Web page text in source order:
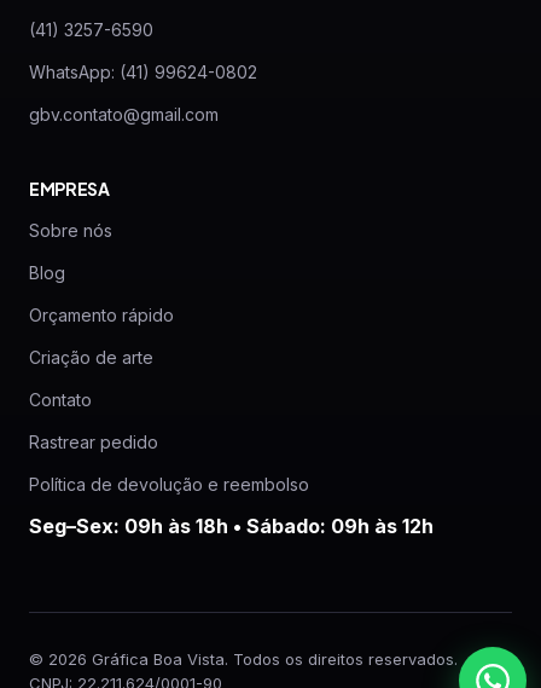
(41) 3257-6590
WhatsApp: (41) 99624-0802
gbv.contato@gmail.com
EMPRESA
Sobre nós
Blog
Orçamento rápido
Criação de arte
Contato
Rastrear pedido
Política de devolução e reembolso
Seg–Sex: 09h às 18h • Sábado: 09h às 12h
© 2026 Gráfica Boa Vista. Todos os direitos reservados.
CNPJ: 22.211.624/0001-90